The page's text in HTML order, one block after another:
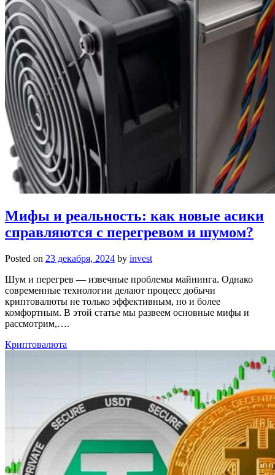
Мифы и реальность: как новые асики
справляются с перегревом и шумом?
Posted on 23 декабря, 2024 by invest
Шум и перегрев — извечные проблемы майнинга. Однако
современные технологии делают процесс добычи
криптовалюты не только эффективным, но и более
комфортным. В этой статье мы развеем основные мифы и
рассмотрим,….
Криптовалюта